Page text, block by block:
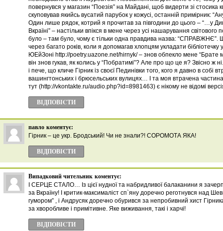
повернувся у магазин “Поезія” на Майдані, щоб видерти зі стосика
скуповував якийсь вусатий парубок у кожусі, останній примірник:
Один лише рядок, котрий я прочитав за півгодини до цього – “…у
Вкраїні” – настільки впікся в мене через усі нашарування світового
було – там було, чому є тільки одна правдива назва: “СПРАВЖНЄ”.
через багато років, коли я допомагав хлопцям укладати бібліотечку
ЮЕйЗоні http://poetry.uazone.net/hirnyk/ – знов обпекло мене “Брате
він знов гукав, як колись у “Побратимі”? Але про що це я? Звісно ж
і пече, що кличе Гірник із своєї Пединівки того, кого я давно в собі
вашингтонських і брюсельських вулицях… І та моя втрачена
тут (http://vkontakte.ru/audio.php?id=8981463) є нікому не відомі
ВІДПОВІCТИ
павло коментує:
Гірник – це укр. Бродський! Чи не знали?! СОРОМОТА ЯКА!
ВІДПОВІCТИ
Випадковий чительник коментує:
І СЕРЦЕ СТАЛО… Із цієї нудної та набридливої балаканини я
за Вкраїну! І критик-максималіст сп`яну доречно реготнувся над
гумором” , і Андрусяк доречно обурився за непробивний хист
за хворобливе і примітивне. Яке виживання, такі і харчі!
ВІДПОВІCТИ